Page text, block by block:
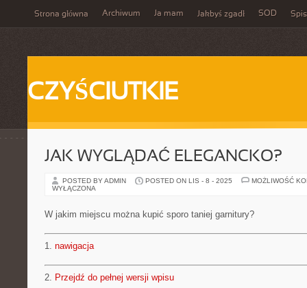
Strona główna Archiwum Ja mam Jakbyś zgadł SOD
CZYŚCIUTKIE
JAK WYGLĄDAĆ ELEGANCKO?
POSTED BY ADMIN POSTED ON LIS - 8 - 2025
MOŻLIWOŚĆ
WYŁĄCZONA
W jakim miejscu można kupić sporo taniej garnitury?
1. nawigacja
2. Przejdź do pełnej wersji wpisu